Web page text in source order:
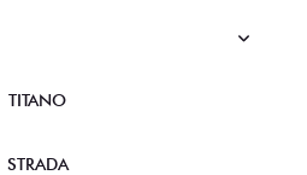
TITANO
STRADA